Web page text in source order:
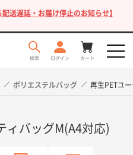
送遅延・お届け停止のお知らせ】
ポリエステルバッグ 再生PETユ
ィバッグM(A4対応)